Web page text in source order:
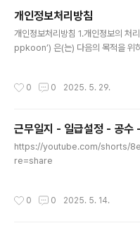
개인정보처리방침
개인정보처리방침 1.개인정보의
ppkoon’) 은(는) 다음의 목적을 위
다음의 개인정보 항목을 처리하고
때 동의 받은 개인정보 보유․이용기
에서 개인정보를 처리․보유합니다
같습니다.- 마지막으로..
0 0 2025. 5. 29.
근무일지 - 일급설정 - 공수
https://youtube.com/shorts/
re=share
0 0 2025. 5. 14.